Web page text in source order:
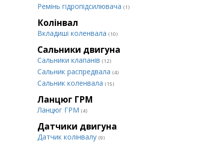
Ремінь гідропідсилювача (1)
Колінвал
Вкладиші коленвала (10)
Сальники двигуна
Сальники клапанів (12)
Сальник распредвала (4)
Сальник коленвала (15)
Ланцюг ГРМ
Ланцюг ГРМ (4)
Датчики двигуна
Датчик колінвалу (9)